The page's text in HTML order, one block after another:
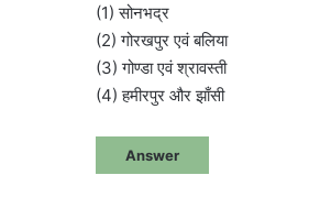
(1) सोनभद्र
(2) गोरखपुर एवं बलिया
(3) गोण्डा एवं श्रावस्ती
(4) हमीरपुर और झाँसी
Answer